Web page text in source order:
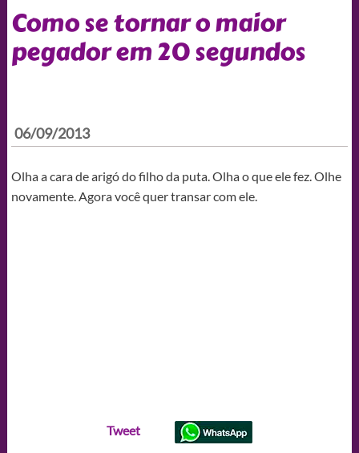
Como se tornar o maior
pegador em 20 segundos
06/09/2013
Olha a cara de arigó do filho da puta. Olha o que ele fez. Olhe
novamente. Agora você quer transar com ele.
Tweet